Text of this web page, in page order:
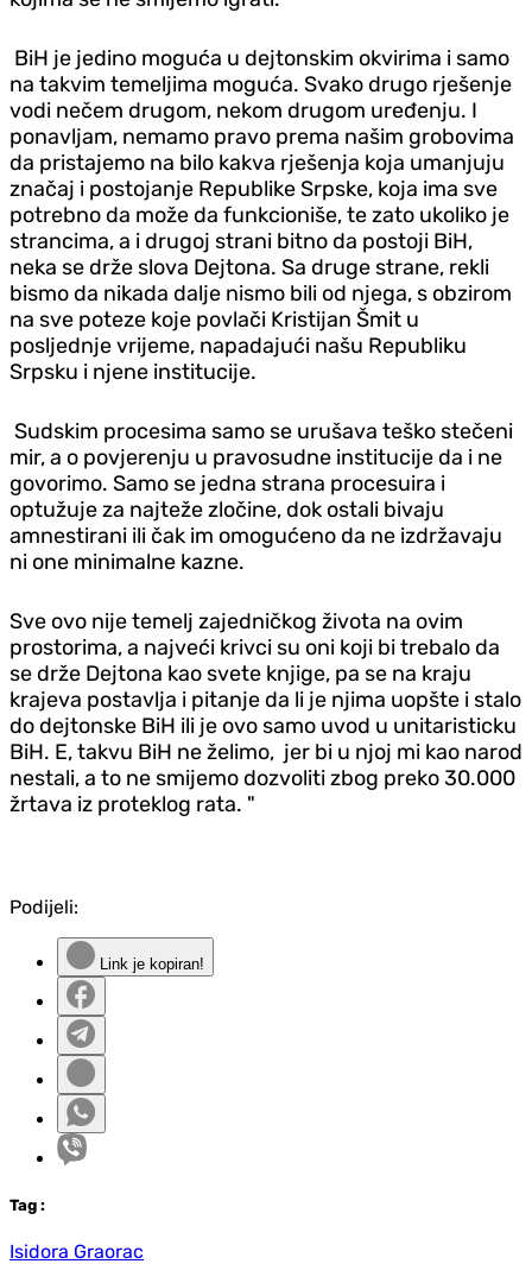
BiH je jedino moguća u dejtonskim okvirima i samo
na takvim temeljima moguća. Svako drugo rješenje
vodi nečem drugom, nekom drugom uređenju. I
ponavljam, nemamo pravo prema našim grobovima
da pristajemo na bilo kakva rješenja koja umanjuju
značaj i postojanje Republike Srpske, koja ima sve
potrebno da može da funkcioniše, te zato ukoliko je
strancima, a i drugoj strani bitno da postoji BiH,
neka se drže slova Dejtona. Sa druge strane, rekli
bismo da nikada dalje nismo bili od njega, s obzirom
na sve poteze koje povlači Kristijan Šmit u
posljednje vrijeme, napadajući našu Republiku
Srpsku i njene institucije.
Sudskim procesima samo se urušava teško stečeni
mir, a o povjerenju u pravosudne institucije da i ne
govorimo. Samo se jedna strana procesuira i
optužuje za najteže zločine, dok ostali bivaju
amnestirani ili čak im omogućeno da ne izdržavaju
ni one minimalne kazne.
Sve ovo nije temelj zajedničkog života na ovim
prostorima, a najveći krivci su oni koji bi trebalo da
se drže Dejtona kao svete knjige, pa se na kraju
krajeva postavlja i pitanje da li je njima uopšte i stalo
do dejtonske BiH ili je ovo samo uvod u unitaristicku
BiH. E, takvu BiH ne želimo, jer bi u njoj mi kao narod
nestali, a to ne smijemo dozvoliti zbog preko 30.000
žrtava iz proteklog rata. "
Podijeli:
Link je kopiran!
Tag :
Isidora Graorac